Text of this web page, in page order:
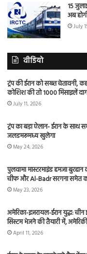
15
अब
July
वीडियो
ट्रंप की ईरान को सख्त चेतावनी,
कोशिश की तो 1000 मिसाइलें
July 11, 2026
ट्रंप का बड़ा ऐलान- ईरान के साथ
जलडमरूमध्य खुलेगा
May 24, 2026
पुलवामा मास्टरमाइंड हमजा
चीफ और Al-Badr सरगना समेत
May 23, 2026
अमेरिका-इजरायल-ईरान युद्ध:
सिस्टम भेजने की तैयारी में, अमेरिकी
April 11, 2026